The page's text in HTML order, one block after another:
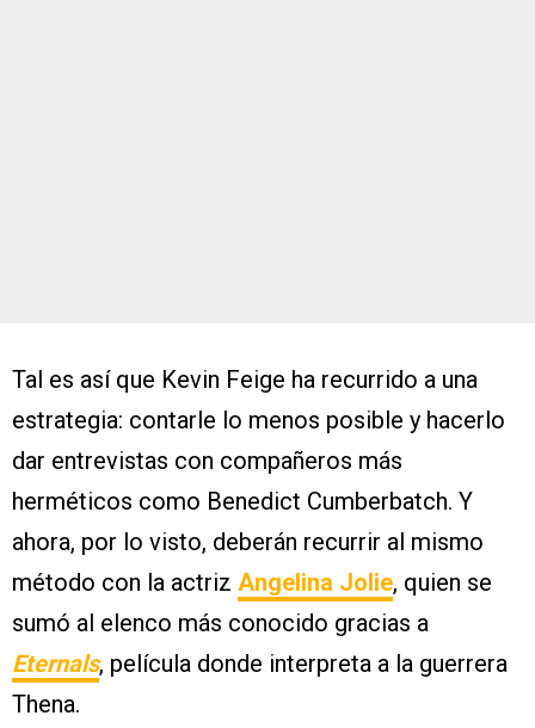
Tal es así que Kevin Feige ha recurrido a una
estrategia: contarle lo menos posible y hacerlo
dar entrevistas con compañeros más
herméticos como Benedict Cumberbatch. Y
ahora, por lo visto, deberán recurrir al mismo
método con la actriz Angelina Jolie, quien se
sumó al elenco más conocido gracias a
Eternals, película donde interpreta a la guerrera
Thena.